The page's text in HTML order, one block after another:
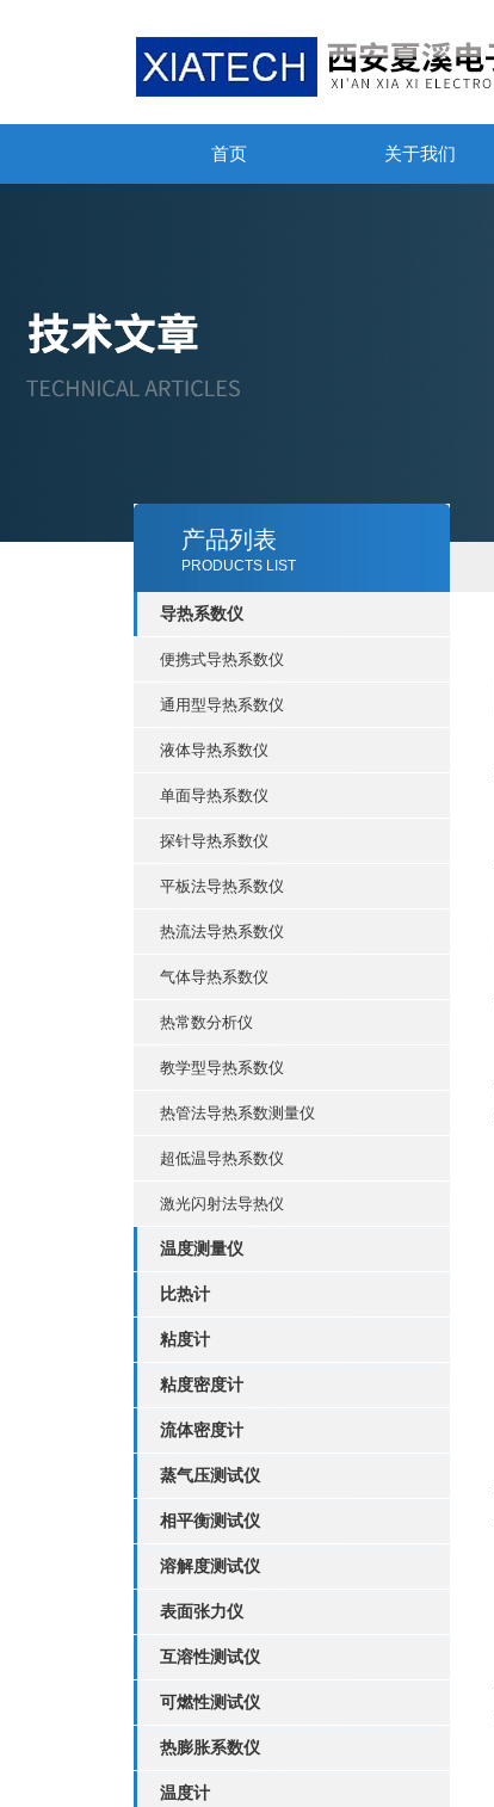
首页 关于我们
产品列表
PRODUCTS LIST
导热系数仪
便携式导热系数仪
通用型导热系数仪
液体导热系数仪
单面导热系数仪
探针导热系数仪
平板法导热系数仪
热流法导热系数仪
气体导热系数仪
热常数分析仪
教学型导热系数仪
热管法导热系数测量仪
超低温导热系数仪
激光闪射法导热仪
温度测量仪
比热计
粘度计
粘度密度计
流体密度计
蒸气压测试仪
相平衡测试仪
溶解度测试仪
表面张力仪
互溶性测试仪
可燃性测试仪
热膨胀系数仪
温度计